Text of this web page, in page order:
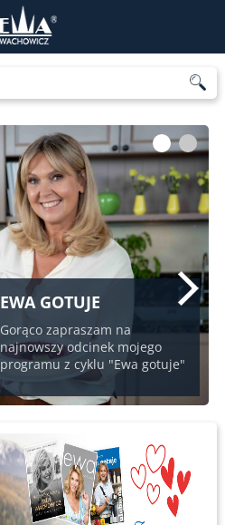
EWA GOTUJE
Gorąco zapraszam na
najnowszy odcinek mojego
programu z cyklu "Ewa gotuje"
1 2